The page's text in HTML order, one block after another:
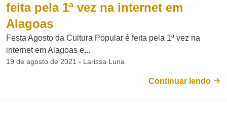
feita pela 1ª vez na internet em
Alagoas
Festa Agosto da Cultura Popular é feita pela 1ª vez na
internet em Alagoas e...
19 de agosto de 2021 - Larissa Luna
Continuar lendo